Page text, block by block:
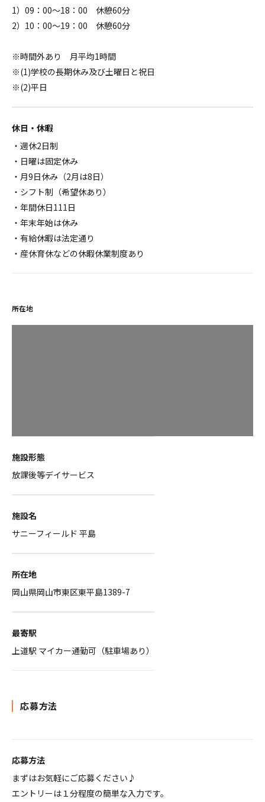
1）09：00～18：00 休憩60分
2）10：00～19：00 休憩60分
※時間外あり 月平均1時間
※(1)学校の長期休み及び土曜日と祝日
※(2)平日
休日・休暇
・週休2日制
・日曜は固定休み
・月9日休み（2月は8日）
・シフト制（希望休あり）
・年間休日111日
・年末年始は休み
・有給休暇は法定通り
・産休育休などの休暇休業制度あり
所在地
施設形態
放課後等デイサービス
施設名
サニーフィールド 平島
所在地
岡山県岡山市東区東平島1389-7
最寄駅
上道駅 マイカー通勤可（駐車場あり）
応募方法
応募方法
まずはお気軽にご応募ください♪
エントリーは１分程度の簡単な入力です。